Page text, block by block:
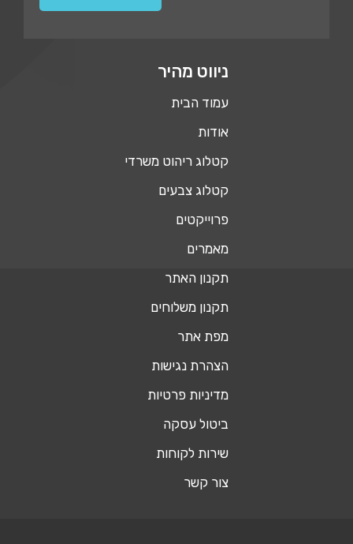
ניווט מהיר
עמוד הבית
אודות
קטלוג ריהוט משרדי
קטלוג צבעים
פרוייקטים
מאמרים
תקנון האתר
תקנון משלוחים
מפת אתר
הצהרת נגישות
מדיניות פרטיות
ביטול עסקה
שירות לקוחות
צור קשר